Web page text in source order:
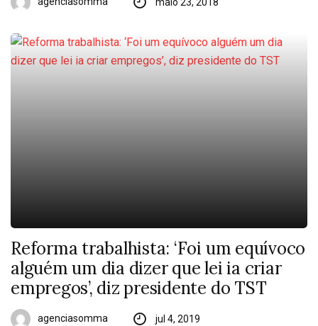
Reforma trabalhista: ‘Foi um equívoco
alguém um dia dizer que lei ia criar
empregos’, diz presidente do TST
agenciasomma jul 4, 2019